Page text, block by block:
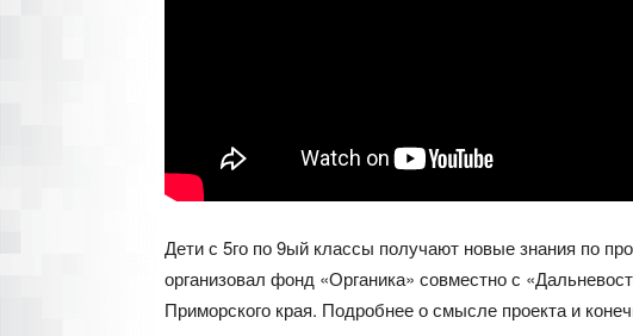
Дети с 5го по 9ый классы получают новые знания по
организовал фонд «Органика» совместно с
Приморского края. Подробнее о смысле проекта и